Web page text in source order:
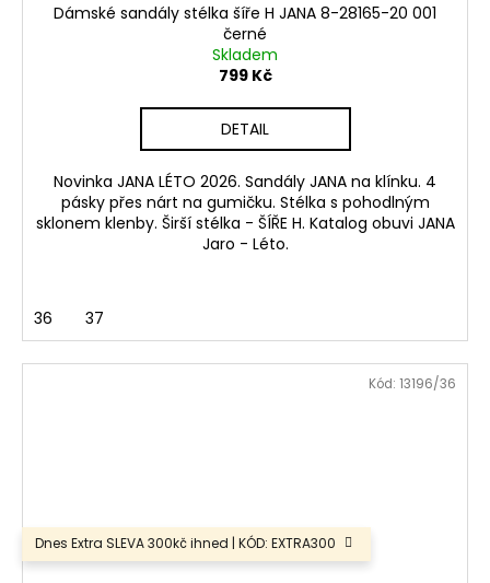
Dnes Extra SLEVA 300kč ihned | KÓD: EXTRA300
Dámské sandály stélka šíře H JANA 8-28165-20 001
černé
Skladem
799 Kč
DETAIL
Novinka JANA LÉTO 2026. Sandály JANA na klínku. 4
pásky přes nárt na gumičku. Stélka s pohodlným
sklonem klenby. Širší stélka - ŠÍŘE H. Katalog obuvi JANA
Jaro - Léto.
36 37
Kód: 13196/36